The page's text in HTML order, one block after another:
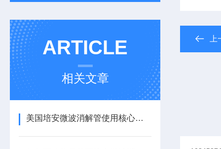
ARTICLE
相关文章
美国培安微波消解管使用核心注意事项